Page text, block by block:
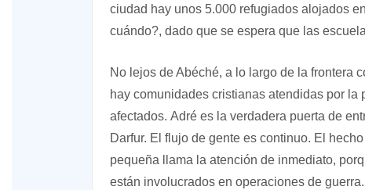
ciudad hay unos 5.000 refugiados alojados
cuándo?, dado que se espera que las
No lejos de Abéché, a lo largo de la frontera
hay comunidades cristianas atendidas por la
afectados. Adré es la verdadera puerta de
Darfur. El flujo de gente es continuo. El
pequeña llama la atención de inmediato,
están involucrados en operaciones de guerra.